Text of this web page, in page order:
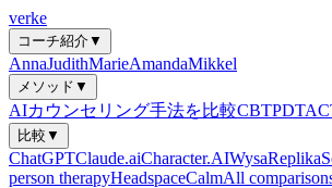
verke
コーチ紹介▼
AnnaJudithMarieAmandaMikkel
メソッド ▼
AIカウンセリング手法を比較CBTPDT
比較 ▼
ChatGPTClaude.aiCharacter.AIWysaReplika
person therapyHeadspaceCalmAll